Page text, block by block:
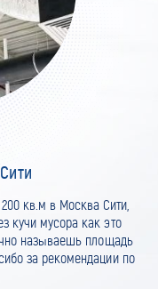
кв.м в Москва Сити,
кучи мусора как это
называешь площадь
за рекомендации по